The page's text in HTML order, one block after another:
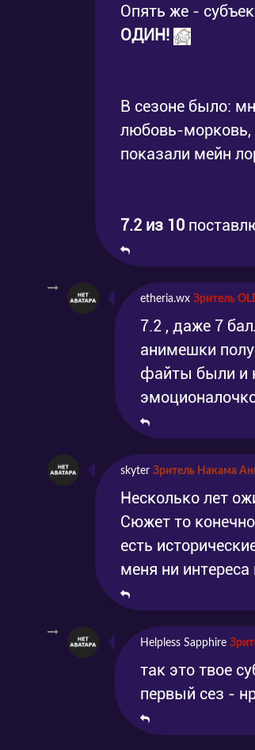
Опять же -
ОДИН!
В сезоне было:
любовь-морковь,
показали мейн
7.2 из 10
etheria.wx Зритель
7.2 , даже 7
анимешки
файты были и
skyter Зритель Накама
Несколько лет
Сюжет то
есть
меня ни
Helpless Sapphire
так это твое
первый сез -